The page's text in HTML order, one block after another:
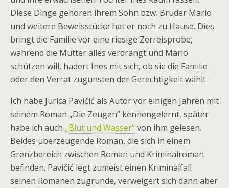
Diese Dinge gehören ihrem Sohn bzw. Bruder Mario
und weitere Beweisstücke hat er noch zu Hause. Dies
bringt die Familie vor eine riesige Zerreisprobe,
während die Mutter alles verdrängt und Mario
schützen will, hadert Ines mit sich, ob sie die Familie
oder den Verrat zugunsten der Gerechtigkeit wählt.
Ich habe Jurica Pavičić als Autor vor einigen Jahren mit
seinem Roman „Die Zeugen“ kennengelernt, später
habe ich auch „Blut und Wasser“von ihm gelesen.
Beides überzeugende Roman, die sich in einem
Grenzbereich zwischen Roman und Kriminalroman
befinden. Pavičić legt zumeist einen Kriminalfall
seinen Romanen zugrunde, verweigert sich dann aber